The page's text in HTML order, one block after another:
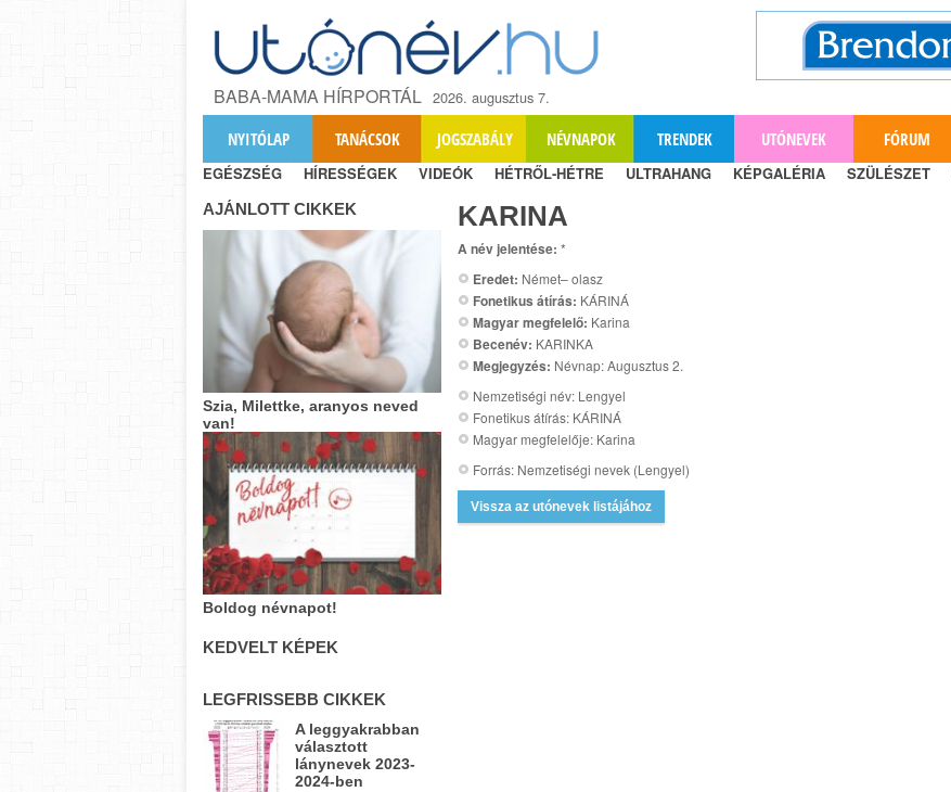
BABA-MAMA HÍRPORTÁL 2026. augusztus 7.
NYITÓLAP TANÁCSOK JOGSZABÁLY NÉVNAPOK TRENDEK UTÓNEVEK FÓRUM
EGÉSZSÉG HÍRESSÉGEK VIDEÓK HÉTRŐL-HÉTRE ULTRAHANG KÉPGALÉRIA SZÜLÉSZET
KARINA
A név jelentése: *
Eredet: Német– olasz
Fonetikus átírás: KÁRINÁ
Magyar megfelelő: Karina
Becenév: KARINKA
Megjegyzés: Névnap: Augusztus 2.
Nemzetiségi név: Lengyel
Fonetikus átírás: KÁRINÁ
Magyar megfelelője: Karina
Forrás: Nemzetiségi nevek (Lengyel)
Vissza az utónevek listájához
AJÁNLOTT CIKKEK
Szia, Milettke, aranyos neved
van!
Boldog névnapot!
KEDVELT KÉPEK
LEGFRISSEBB CIKKEK
A leggyakrabban
választott
lánynevek 2023-
2024-ben